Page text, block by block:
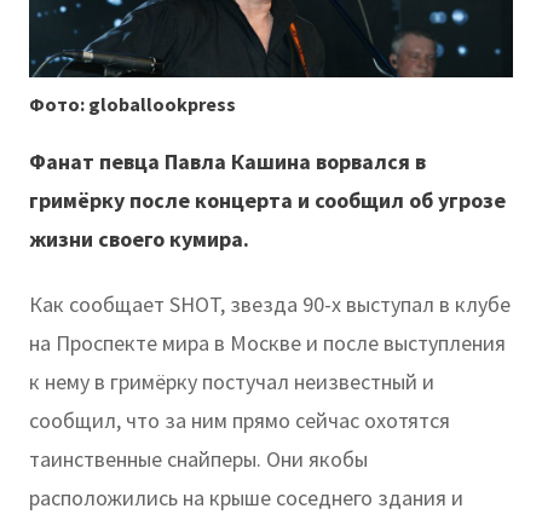
Фото: globallookpress
Фанат певца Павла Кашина ворвался в
гримёрку после концерта и сообщил об угрозе
жизни своего кумира.
Как сообщает SHOT, звезда 90-х выступал в клубе
на Проспекте мира в Москве и после выступления
к нему в гримёрку постучал неизвестный и
сообщил, что за ним прямо сейчас охотятся
таинственные снайперы. Они якобы
расположились на крыше соседнего здания и